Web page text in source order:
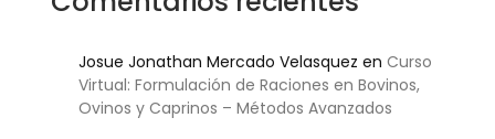
Josue Jonathan Mercado Velasquez en Curso
Virtual: Formulación de Raciones en Bovinos,
Ovinos y Caprinos – Métodos Avanzados